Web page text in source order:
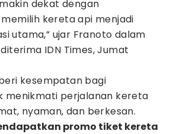
dekat dengan
kereta api menjadi
utama,” ujar Franoto dalam
IDN Times, Jumat
kesempatan bagi
menikmati perjalanan kereta
nyaman, dan berkesan.
promo tiket kereta